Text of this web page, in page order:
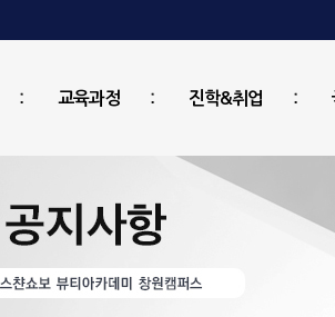
교육과정 진학&취업